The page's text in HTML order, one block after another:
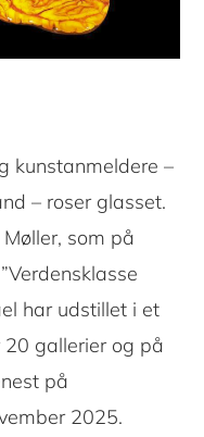
kunstanmeldere –
– roser glasset.
som på
har udstillet i et
gallerier og på
på
2025.